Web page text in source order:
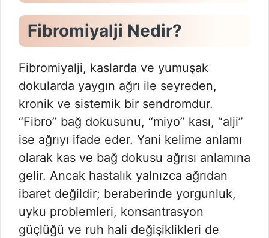
Fibromiyalji Nedir?
Fibromiyalji, kaslarda ve yumuşak
dokularda yaygın ağrı ile seyreden,
kronik ve sistemik bir sendromdur.
“Fibro” bağ dokusunu, “miyo” kası, “alji”
ise ağrıyı ifade eder. Yani kelime anlamı
olarak kas ve bağ dokusu ağrısı anlamına
gelir. Ancak hastalık yalnızca ağrıdan
ibaret değildir; beraberinde yorgunluk,
uyku problemleri, konsantrasyon
güçlüğü ve ruh hali değişiklikleri de